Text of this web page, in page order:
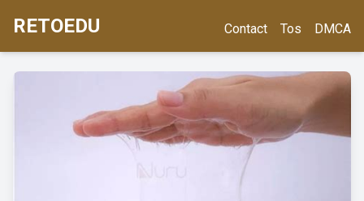
RETOEDU Contact Tos DMCA